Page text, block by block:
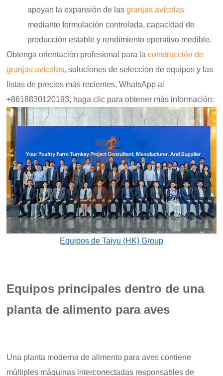
apoyan la expansión de lasgranjas avícolas
mediante formulación controlada, capacidad de
producción estable y rendimiento operativo medible.
Obtenga orientación profesional para laconstrucción de
granjas avícolas, soluciones de selección de equipos y las
listas de precios más recientes,WhatsApp al
+8618830120193, haga clic para obtener más información:
Equipos de Taiyu (HK) Group
Equipos principales dentro de una
planta de alimento para aves
Una planta moderna de alimento para aves contiene
múltiples máquinas interconectadas responsables de